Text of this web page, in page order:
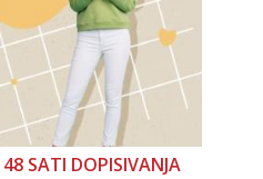
- Kod: #74
min
SATI DOPISIVANJA